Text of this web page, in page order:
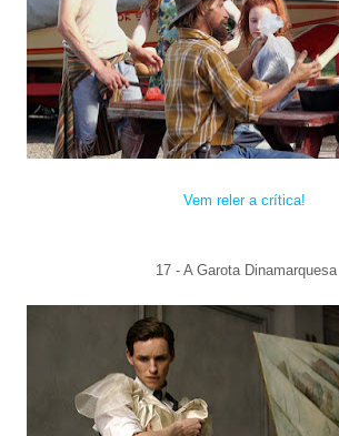
Vem reler a crítica!
17 - AGarota Dinamarquesa